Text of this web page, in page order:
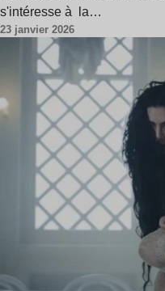
s'intéresse à la…
23 janvier 2026